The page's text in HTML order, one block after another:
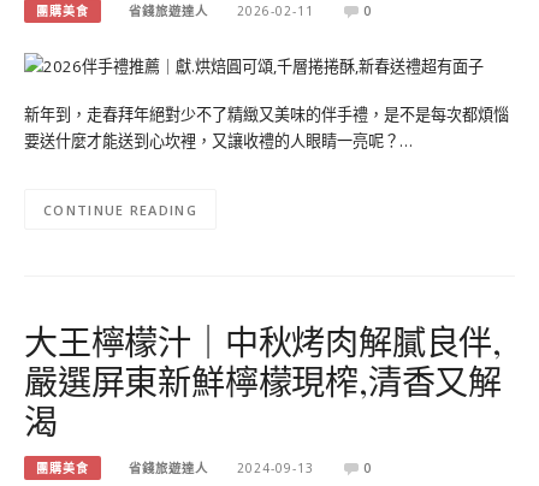
團購美食 省錢旅遊達人 2026-02-11 0
新年到，走春拜年絕對少不了精緻又美味的伴手禮，是不是每次都煩惱
要送什麼才能送到心坎裡，又讓收禮的人眼睛一亮呢？…
CONTINUE READING
大王檸檬汁｜中秋烤肉解膩良伴,
嚴選屏東新鮮檸檬現榨,清香又解
渴
團購美食 省錢旅遊達人 2024-09-13 0